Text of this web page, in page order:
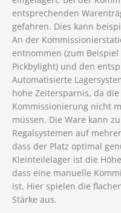
entsprechenden
gefahren. Dies kann
An der
entnommen (zum
Pickbylight) und den
Automatisierte
hohe Zeitersparnis, da
Kommissionierung nicht
müssen. Die Ware kann
Regalsystemen auf
dass der Platz optimal
Kleinteilelager ist die
dass eine manuelle
ist. Hier spielen die
Stärke aus.